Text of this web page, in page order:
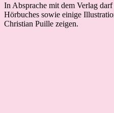
In Absprache mit dem Verlag
Hörbuches sowie einige
Christian Puille zeigen.